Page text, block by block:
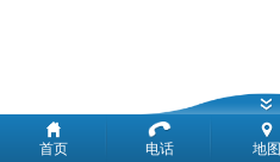
首页 电话 地图